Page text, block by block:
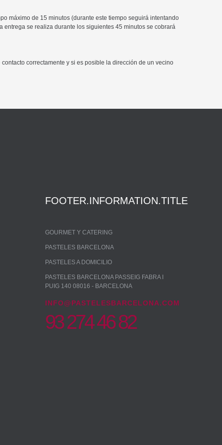
máximo de 15 minutos (durante este tiempo seguirá intentando
se realiza durante los siguientes 45 minutos se cobrará
correctamente y si es posible la dirección de un vecino
FOOTER.INFORMATION.TITLE
GOURMET Y CATERING
PASTELES BARCELONA
PASTELES A DOMICILIO
PASTELES BARCELONA PASSEIG FABRA I
PUIG 140 08016 - BARCELONA
INFO@PASTELESBARCELONA.COM
93 274 46 82